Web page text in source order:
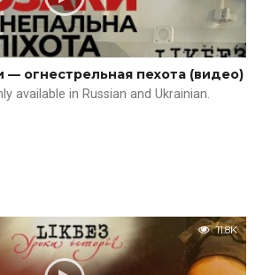
— огнестрельная пехота (видео)
available in Russian and Ukrainian.
11.8K